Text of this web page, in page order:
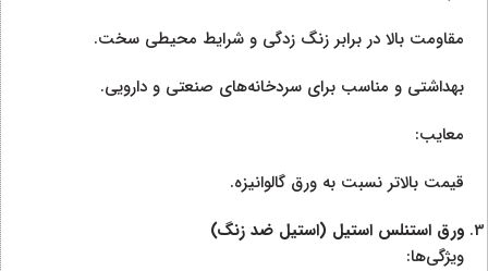
مقاومت بالا در برابر زنگ زدگی و شرایط محیطی سخت.
بهداشتی و مناسب برای سردخانه‌های صنعتی و دارویی.
معایب:
قیمت بالاتر نسبت به ورق گالوانیزه.
ورق استنلس استیل (استیل ضد زنگ)
ویژگی‌ها: